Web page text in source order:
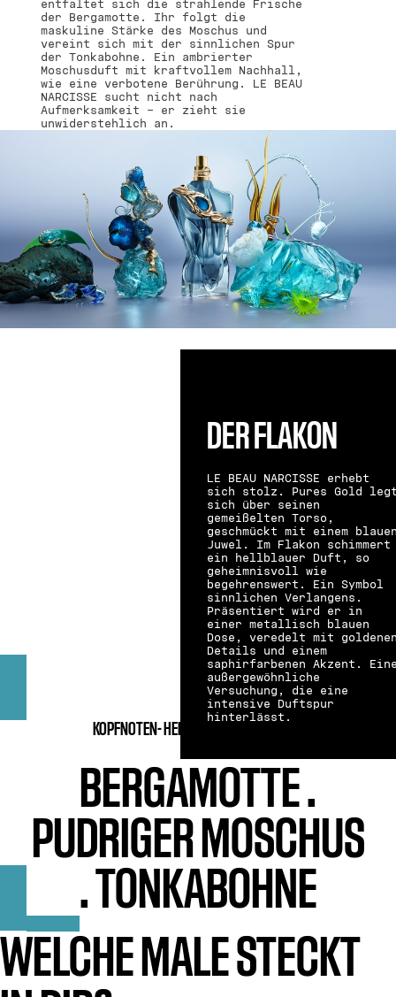
entfaltet sich die strahlende Frische
der Bergamotte. Ihr folgt die
maskuline Stärke des Moschus und
vereint sich mit der sinnlichen Spur
der Tonkabohne. Ein ambrierter
Moschusduft mit kraftvollem Nachhall,
wie eine verbotene Berührung. LE BEAU
NARCISSE sucht nicht nach
Aufmerksamkeit – er zieht sie
unwiderstehlich an.
DER FLAKON
LE BEAU NARCISSE erhebt
sich stolz. Pures Gold
sich über seinen
gemeißelten Torso,
geschmückt mit einem
Juwel. Im Flakon schimmert
ein hellblauer Duft, so
geheimnisvoll wie
begehrenswert. Ein Symbol
sinnlichen Verlangens.
Präsentiert wird er in
einer metallisch blauen
Dose, veredelt mit
Details und einem
saphirfarbenen Akzent.
außergewöhnliche
Versuchung, die eine
intensive Duftspur
hinterlässt.
KOPFNOTEN- HERZNOTEN-
BERGAMOTTE.
PUDRIGER MOSCHUS
.TONKABOHNE
WELCHE MALE STECKT